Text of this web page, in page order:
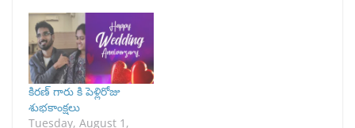
కిరణ్ గారు కి పెళ్లిరోజు
శుభకాంక్షలు
Tuesday, August 1,